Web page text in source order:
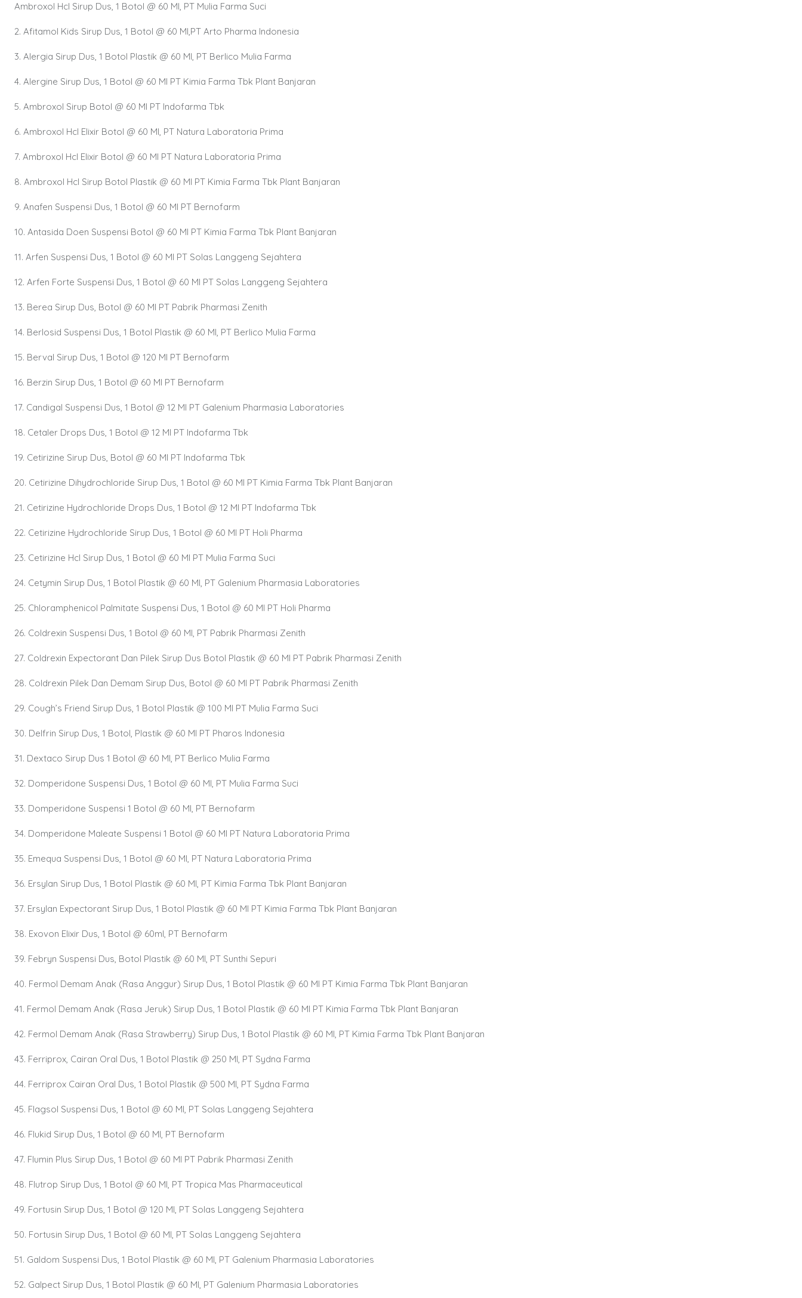
Ambroxol Hcl Sirup Dus, 1 Botol @ 60 Ml, PT Mulia Farma Suci
2. Afitamol Kids Sirup Dus, 1 Botol @ 60 Ml,PT Arto Pharma Indonesia
3. Alergia Sirup Dus, 1 Botol Plastik @ 60 Ml, PT Berlico Mulia Farma
4. Alergine Sirup Dus, 1 Botol @ 60 Ml PT Kimia Farma Tbk Plant Banjaran
5. Ambroxol Sirup Botol @ 60 Ml PT Indofarma Tbk
6. Ambroxol Hcl Elixir Botol @ 60 Ml, PT Natura Laboratoria Prima
7. Ambroxol Hcl Elixir Botol @ 60 Ml PT Natura Laboratoria Prima
8. Ambroxol Hcl Sirup Botol Plastik @ 60 Ml PT Kimia Farma Tbk Plant Banjaran
9. Anafen Suspensi Dus, 1 Botol @ 60 Ml PT Bernofarm
10. Antasida Doen Suspensi Botol @ 60 Ml PT Kimia Farma Tbk Plant Banjaran
11. Arfen Suspensi Dus, 1 Botol @ 60 Ml PT Solas Langgeng Sejahtera
12. Arfen Forte Suspensi Dus, 1 Botol @ 60 Ml PT Solas Langgeng Sejahtera
13. Berea Sirup Dus, Botol @ 60 Ml PT Pabrik Pharmasi Zenith
14. Berlosid Suspensi Dus, 1 Botol Plastik @ 60 Ml, PT Berlico Mulia Farma
15. Berval Sirup Dus, 1 Botol @ 120 Ml PT Bernofarm
16. Berzin Sirup Dus, 1 Botol @ 60 Ml PT Bernofarm
17. Candigal Suspensi Dus, 1 Botol @ 12 Ml PT Galenium Pharmasia Laboratories
18. Cetaler Drops Dus, 1 Botol @ 12 Ml PT Indofarma Tbk
19. Cetirizine Sirup Dus, Botol @ 60 Ml PT Indofarma Tbk
20. Cetirizine Dihydrochloride Sirup Dus, 1 Botol @ 60 Ml PT Kimia Farma Tbk Plant Banjaran
21. Cetirizine Hydrochloride Drops Dus, 1 Botol @ 12 Ml PT Indofarma Tbk
22. Cetirizine Hydrochloride Sirup Dus, 1 Botol @ 60 Ml PT Holi Pharma
23. Cetirizine Hcl Sirup Dus, 1 Botol @ 60 Ml PT Mulia Farma Suci
24. Cetymin Sirup Dus, 1 Botol Plastik @ 60 Ml, PT Galenium Pharmasia Laboratories
25. Chloramphenicol Palmitate Suspensi Dus, 1 Botol @ 60 Ml PT Holi Pharma
26. Coldrexin Suspensi Dus, 1 Botol @ 60 Ml, PT Pabrik Pharmasi Zenith
27. Coldrexin Expectorant Dan Pilek Sirup Dus Botol Plastik @ 60 Ml PT Pabrik Pharmasi Zenith
28. Coldrexin Pilek Dan Demam Sirup Dus, Botol @ 60 Ml PT Pabrik Pharmasi Zenith
29. Cough’s Friend Sirup Dus, 1 Botol Plastik @ 100 Ml PT Mulia Farma Suci
30. Delfrin Sirup Dus, 1 Botol, Plastik @ 60 Ml PT Pharos Indonesia
31. Dextaco Sirup Dus 1 Botol @ 60 Ml, PT Berlico Mulia Farma
32. Domperidone Suspensi Dus, 1 Botol @ 60 Ml, PT Mulia Farma Suci
33. Domperidone Suspensi 1 Botol @ 60 Ml, PT Bernofarm
34. Domperidone Maleate Suspensi 1 Botol @ 60 Ml PT Natura Laboratoria Prima
35. Emequa Suspensi Dus, 1 Botol @ 60 Ml, PT Natura Laboratoria Prima
36. Ersylan Sirup Dus, 1 Botol Plastik @ 60 Ml, PT Kimia Farma Tbk Plant Banjaran
37. Ersylan Expectorant Sirup Dus, 1 Botol Plastik @ 60 Ml PT Kimia Farma Tbk Plant Banjaran
38. Exovon Elixir Dus, 1 Botol @ 60ml, PT Bernofarm
39. Febryn Suspensi Dus, Botol Plastik @ 60 Ml, PT Sunthi Sepuri
40. Fermol Demam Anak (Rasa Anggur) Sirup Dus, 1 Botol Plastik @ 60 Ml PT Kimia Farma Tbk Plant Banjaran
41. Fermol Demam Anak (Rasa Jeruk) Sirup Dus, 1 Botol Plastik @ 60 Ml PT Kimia Farma Tbk Plant Banjaran
42. Fermol Demam Anak (Rasa Strawberry) Sirup Dus, 1 Botol Plastik @ 60 Ml, PT Kimia Farma Tbk Plant Banjaran
43. Ferriprox, Cairan Oral Dus, 1 Botol Plastik @ 250 Ml, PT Sydna Farma
44. Ferriprox Cairan Oral Dus, 1 Botol Plastik @ 500 Ml, PT Sydna Farma
45. Flagsol Suspensi Dus, 1 Botol @ 60 Ml, PT Solas Langgeng Sejahtera
46. Flukid Sirup Dus, 1 Botol @ 60 Ml, PT Bernofarm
47. Flumin Plus Sirup Dus, 1 Botol @ 60 Ml PT Pabrik Pharmasi Zenith
48. Flutrop Sirup Dus, 1 Botol @ 60 Ml, PT Tropica Mas Pharmaceutical
49. Fortusin Sirup Dus, 1 Botol @ 120 Ml, PT Solas Langgeng Sejahtera
50. Fortusin Sirup Dus, 1 Botol @ 60 Ml, PT Solas Langgeng Sejahtera
51. Galdom Suspensi Dus, 1 Botol Plastik @ 60 Ml, PT Galenium Pharmasia Laboratories
52. Galpect Sirup Dus, 1 Botol Plastik @ 60 Ml, PT Galenium Pharmasia Laboratories